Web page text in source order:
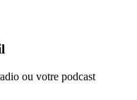
ou votre podcast